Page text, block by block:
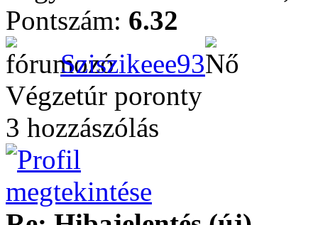
Pontszám: 6.32
Sziszikeee93
Végzetúr poronty
3 hozzászólás